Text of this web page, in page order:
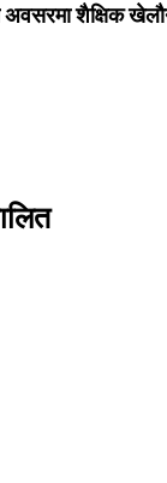
शैक्षिक